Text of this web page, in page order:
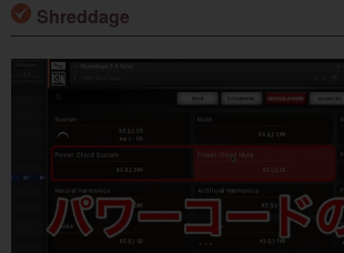
Shreddage